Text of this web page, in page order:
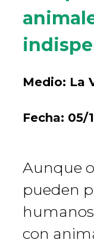
Medio: La
Fecha: 05/
Aunque
pueden
con